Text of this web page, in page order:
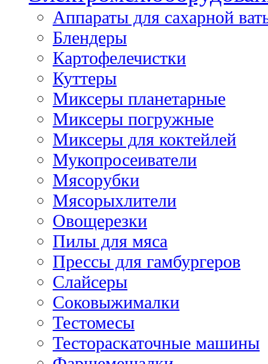
Аппараты для сахарной
Блендеры
Картофелечистки
Куттеры
Миксеры планетарные
Миксеры погружные
Миксеры для коктейлей
Мукопросеиватели
Мясорубки
Мясорыхлители
Овощерезки
Пилы для мяса
Прессы для гамбургеров
Слайсеры
Соковыжималки
Тестомесы
Тестораскаточные машины